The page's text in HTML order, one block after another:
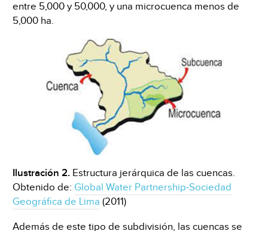
entre 5,000 y 50,000, y una microcuenca menos de
5,000 ha.
Ilustración 2. Estructura jerárquica de las cuencas.
Obtenido de: Global Water Partnership-Sociedad
Geográfica de Lima (2011)
Además de este tipo de subdivisión, las cuencas se